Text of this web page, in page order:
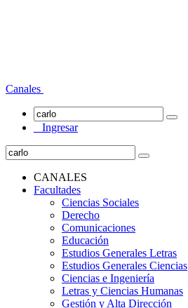
Canales
Ingresar
CANALES
Facultades
Ciencias Sociales
Derecho
Comunicaciones
Educación
Estudios Generales Letras
Estudios Generales Ciencias
Ciencias e Ingeniería
Letras y Ciencias Humanas
Gestión y Alta Dirección